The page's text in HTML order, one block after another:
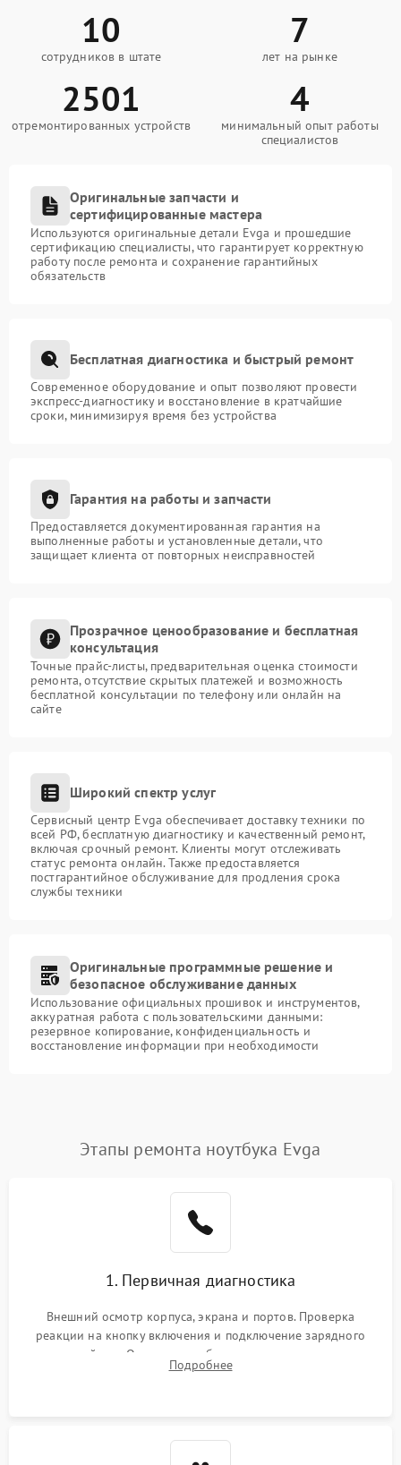
10
сотрудников в штате
7
лет на рынке
2501
отремонтированных устройств
4
минимальный опыт работы
специалистов
Оригинальные запчасти и
сертифицированные мастера
Используются оригинальные детали Evga и прошедшие
сертификацию специалисты, что гарантирует корректную
работу после ремонта и сохранение гарантийных
обязательств
Бесплатная диагностика и быстрый ремонт
Современное оборудование и опыт позволяют провести
экспресс-диагностику и восстановление в кратчайшие
сроки, минимизируя время без устройства
Гарантия на работы и запчасти
Предоставляется документированная гарантия на
выполненные работы и установленные детали, что
защищает клиента от повторных неисправностей
Прозрачное ценообразование и бесплатная
консультация
Точные прайс-листы, предварительная оценка стоимости
ремонта, отсутствие скрытых платежей и возможность
бесплатной консультации по телефону или онлайн на
сайте
Широкий спектр услуг
Сервисный центр Evga обеспечивает доставку техники по
всей РФ, бесплатную диагностику и качественный ремонт,
включая срочный ремонт. Клиенты могут отслеживать
статус ремонта онлайн. Также предоставляется
постгарантийное обслуживание для продления срока
службы техники
Оригинальные программные решение и
безопасное обслуживание данных
Использование официальных прошивок и инструментов,
аккуратная работа с пользовательскими данными:
резервное копирование, конфиденциальность и
восстановление информации при необходимости
Этапы ремонта ноутбука Evga
1. Первичная диагностика
Внешний осмотр корпуса, экрана и портов. Проверка
реакции на кнопку включения и подключение зарядного
устройства. Оценка потребления тока с помощью
лабораторного блока питания для локализации проблемы.
Подробнее